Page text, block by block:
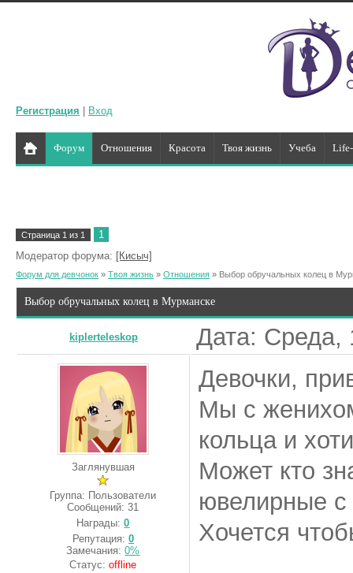
Регистрация Вход
Форум Отношения Красота Твоя жизнь Учеба
Страница 1 из 1
1
Модератор форума: [Кисыч]
Форум для девчонок » Твоя жизнь » Отношения » Выбор обручальных колец в
Выбор обручальных колец в Мурманске
kiplerteleskop Дата:
Заглянувшая
Группа: Пользователи
Сообщений:31
Награды:0
Репутация: 0
Замечания:0%
Статус:offline
Девочки,
Мы с
кольца и
Может кто
ювелирные
Хочется